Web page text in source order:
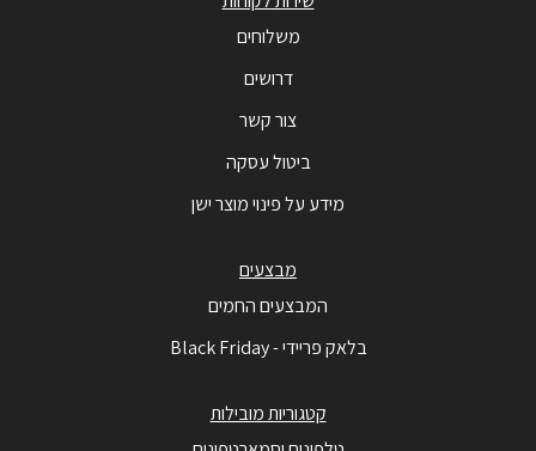
משלוחים
דרושים
צור קשר
ביטול עסקה
מידע על פינוי מוצר ישן
מבצעים
המבצעים החמים
בלאק פריידי - Black Friday
קטגוריות מובילות